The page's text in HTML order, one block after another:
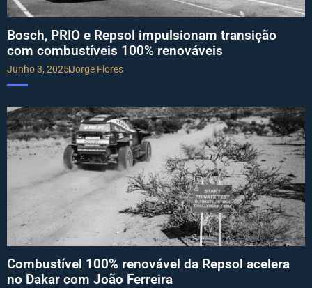
Bosch, PRIO e Repsol impulsionam transição
com combustíveis 100% renováveis
Junho 3, 2025Jorge Flores
Combustível 100% renovável da Repsol acelera
no Dakar com João Ferreira